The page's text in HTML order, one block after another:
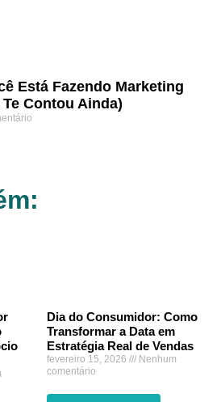
Está Fazendo Marketing
Contou Ainda)
Dia do Consumidor: Como
Transformar a Data em
Estratégia Real de Vendas
fevereiro 15, 2026
Nenhum
comentário